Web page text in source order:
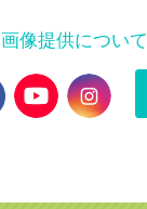
画像提供について